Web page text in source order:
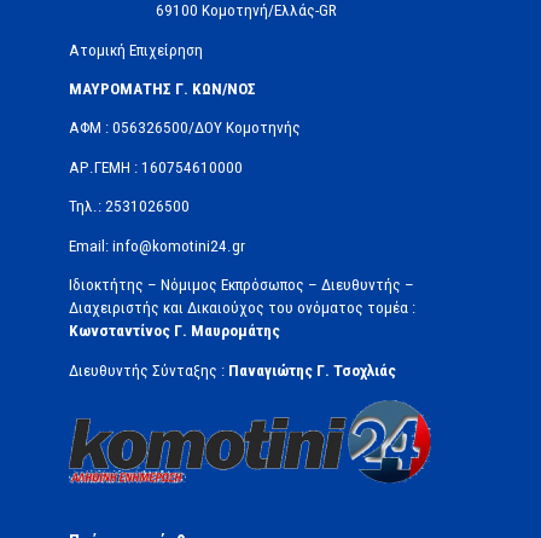
69100 Κομοτηνή/Ελλάς-GR
Ατομική Επιχείρηση
ΜΑΥΡΟΜΑΤΗΣ Γ. ΚΩΝ/ΝΟΣ
ΑΦΜ : 056326500/ΔOΥ Κομοτηνής
ΑΡ.ΓΕΜΗ : 160754610000
Τηλ.: 2531026500
Email: info@komotini24.gr
Ιδιοκτήτης – Νόμιμος Εκπρόσωπος – Διευθυντής –
Διαχειριστής και Δικαιούχος του ονόματος τομέα :
Κωνσταντίνος Γ. Μαυρομάτης
Διευθυντής Σύνταξης : Παναγιώτης Γ. Τσοχλιάς